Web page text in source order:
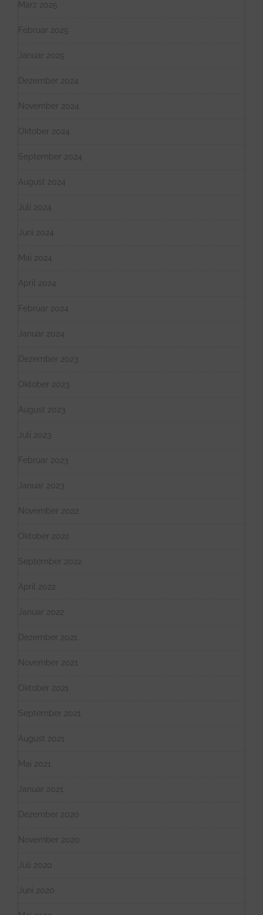
März 2025
Februar 2025
Januar 2025
Dezember 2024
November 2024
Oktober 2024
September 2024
August 2024
Juli 2024
Juni 2024
Mai 2024
April 2024
Februar 2024
Januar 2024
Dezember 2023
Oktober 2023
August 2023
Juli 2023
Februar 2023
Januar 2023
November 2022
Oktober 2022
September 2022
April 2022
Januar 2022
Dezember 2021
November 2021
Oktober 2021
September 2021
August 2021
Mai 2021
Januar 2021
Dezember 2020
November 2020
Juli 2020
Juni 2020